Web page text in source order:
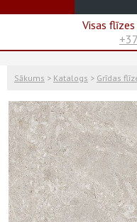
Visas
Sākums > Katalogs > Grīdas